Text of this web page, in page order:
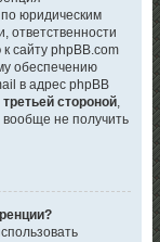
юридическим
ответственности
к сайту phpBB.com
обеспечению
в адрес phpBB
третьей стороной,
не получить